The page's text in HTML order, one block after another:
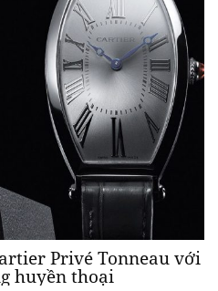
Privé Tonneau với
huyền thoại